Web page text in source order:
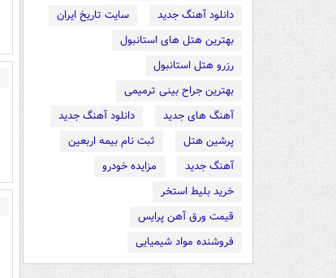
دانلود آهنگ جدید
سایت تاریخ ایران
بهترین هتل های استانبول
رزرو هتل استانبول
بهترین جراح بینی ترمیمی
آهنگ های جدید
دانلود آهنگ جدید
پرشین هتل
ثبت نام بیمه اربعین
آهنگ جدید
مزایده خودرو
خرید بلیط استخر
قیمت ورق آهن پرایس
فروشنده مواد شیمیایی